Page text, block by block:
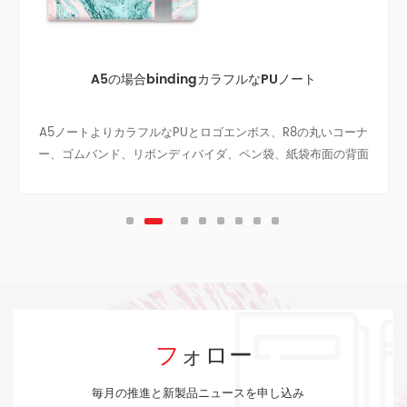
A5の場合bindingカラフルなPUノート
A5ノートよりカラフルなPUとロゴエンボス、R8の丸いコーナ
ー、ゴムバンド、リボンディバイダ、ペン袋、紙袋布面の背面
フォロー
毎月の推進と新製品ニュースを申し込み